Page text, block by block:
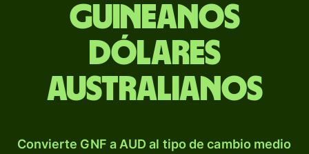
guineanos
dólares
australianos
Convierte GNF a AUD al tipo de cambio medio